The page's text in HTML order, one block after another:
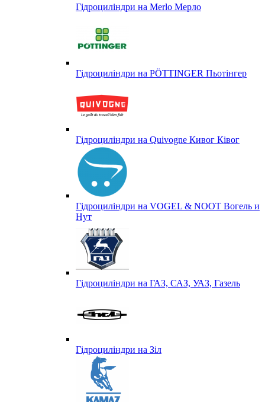
Гідроциліндри на Merlo Мерло
Гідроциліндри на PÖTTINGER Пьотінгер
Гідроциліндри на Quivogne Кивог Ківог
Гідроциліндри на VOGEL & NOOT Вогель и
Нут
Гідроциліндри на ГАЗ, САЗ, УАЗ, Газель
Гідроциліндри на Зіл